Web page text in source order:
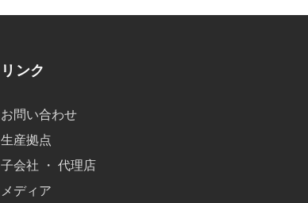
リンク
お問い合わせ
生産拠点
子会社 ・ 代理店
メディア